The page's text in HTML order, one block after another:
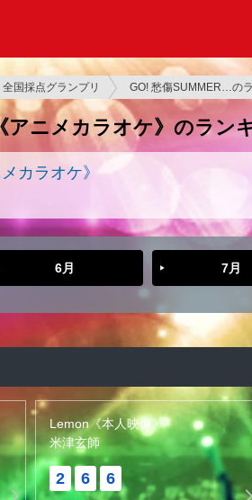
全国採点グランプリ GO! 愁傷SUMMER…の
アニメカラオケ》のラン
カラオケ》
6月 7月
Lemon《本人映像》
米津玄師
2 6 6